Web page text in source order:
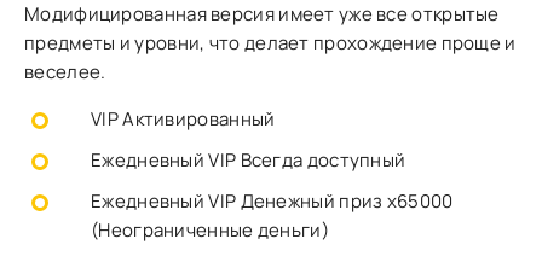
Модифицированная версия имеет уже все открытые
предметы и уровни, что делает прохождение проще и
веселее.
VIP Активированный
Ежедневный VIP Всегда доступный
Ежедневный VIP Денежный приз x65000
(Неограниченные деньги)